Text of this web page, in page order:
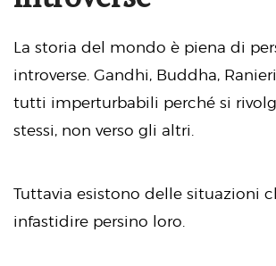
La storia del mondo è piena di
introverse. Gandhi, Buddha,
tutti imperturbabili perché si
stessi, non verso gli altri.
Tuttavia esistono delle situazioni
infastidire persino loro.